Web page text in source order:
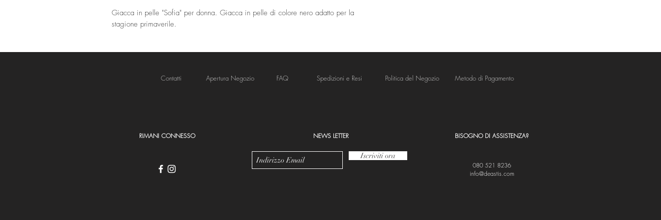
Giacca in pelle "Sofia" per donna. Giacca in pelle di colore nero adatto per la
stagione primaverile.
Contatti Apertura Negozio FAQ Spedizioni e Resi Politica del Negozio Metodo di Pagamento
RIMANI CONNESSO
Iscriviti ora
NEWS LETTER BISOGNO DI ASSISTENZA?
080 521 8236
info@deastis.com